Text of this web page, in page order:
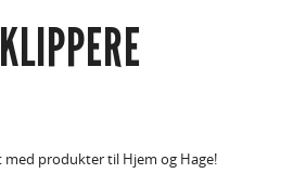
med produkter til Hjem og Hage!